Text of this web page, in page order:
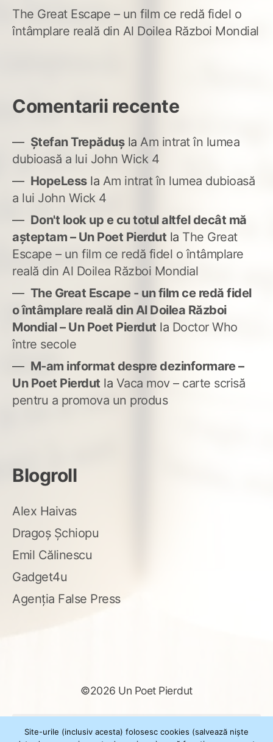
The Great Escape – un film ce redă fidel o
întâmplare reală din Al Doilea Război Mondial
Comentarii recente
Ștefan Trepădușla Am intrat în lumea
dubioasă a lui John Wick 4
HopeLessla Am intrat în lumea dubioasă
a lui John Wick 4
Don't look up e cu totul altfel decât mă
așteptam – Un Poet Pierdut la The Great
Escape – un film ce redă fidel o întâmplare
reală din Al Doilea Război Mondial
The Great Escape - un film ce redă fidel
o întâmplare reală din Al Doilea Război
Mondial – Un Poet Pierdut la Doctor Who
între secole
M-am informat despre dezinformare –
Un Poet Pierdut la Vaca mov – carte scrisă
pentru a promova un produs
Blogroll
Alex Haivas
Dragoș Șchiopu
Emil Călinescu
Gadget4u
Agenția False Press
©2026 Un Poet Pierdut
Site-urile (inclusiv acesta) folosesc cookies (salvează niște